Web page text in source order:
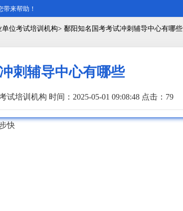
来帮助！
位考试培训机构> 鄱阳知名国考考试冲刺辅导中心有哪些
刺辅导中心有哪些
试培训机构 时间：2025-05-01 09:08:48 点击： 79
快